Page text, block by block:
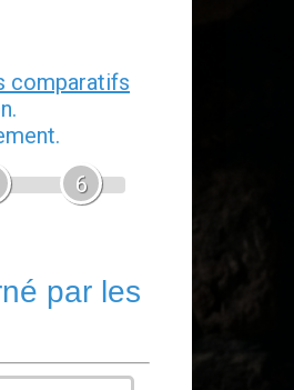
comparatifs
6
par les